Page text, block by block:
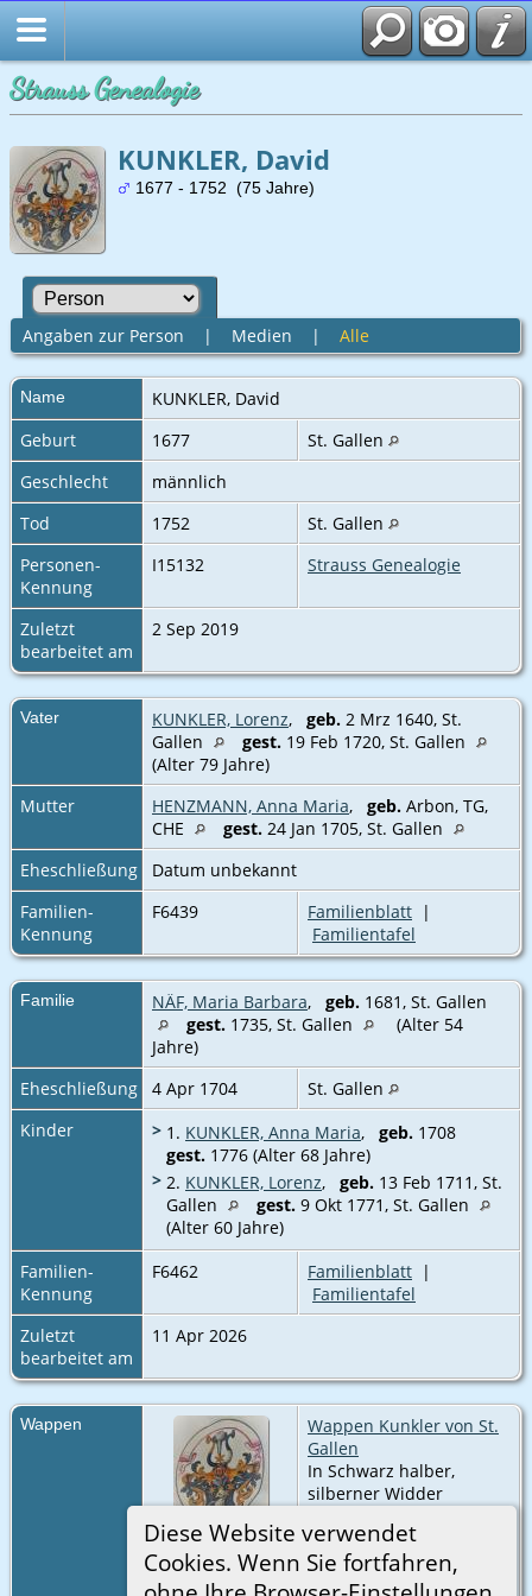
Strauss Genealogie
Diese Website verwendet
Cookies. Wenn Sie fortfahren,
KUNKLER, David
1677 - 1752 (75 Jahre)
Angaben zur Person | Medien | Alle
Name KUNKLER, David
Geburt
1677
St. Gallen
Geschlecht
männlich
Tod
1752
St. Gallen
Personen-
Kennung
I15132 Strauss Genealogie
Zuletzt
bearbeitet am
2 Sep 2019
Vater KUNKLER, Lorenz, geb. 2 Mrz 1640, St.
Gallen
gest. 19 Feb 1720, St. Gallen
(Alter 79 Jahre)
Mutter
HENZMANN, Anna Maria, geb. Arbon, TG,
CHE
gest. 24 Jan 1705, St. Gallen
Eheschließung
Datum unbekannt
Familien-
Kennung
F6439 Familienblatt |
Familientafel
Familie NÄF, Maria Barbara, geb. 1681, St. Gallen
gest. 1735, St. Gallen
(Alter 54
Jahre)
Eheschließung
4 Apr 1704
St. Gallen
Kinder
> 1. KUNKLER, Anna Maria, geb. 1708
gest. 1776 (Alter 68 Jahre)
> 2. KUNKLER, Lorenz, geb. 13 Feb 1711, St.
Gallen
gest. 9 Okt 1771, St. Gallen
(Alter 60 Jahre)
Familien-
Kennung
F6462 Familienblatt |
Familientafel
Zuletzt
bearbeitet am
11 Apr 2026
Wappen
Wappen Kunkler von St.
Gallen
In Schwarz halber,
silberner Widder
sechsstrahligen,
goldenen Sternen.
(Wappen der löblichen